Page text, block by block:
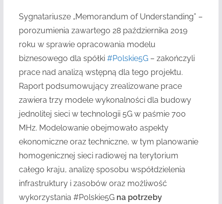
Sygnatariusze „Memorandum of Understanding” –
porozumienia zawartego 28 października 2019
roku w sprawie opracowania modelu
biznesowego dla spółki #Polskie5G– zakończyli
prace nad analizą wstępną dla tego projektu.
Raport podsumowujący zrealizowane prace
zawiera trzy modele wykonalności dla budowy
jednolitej sieci w technologii 5G w paśmie 700
MHz. Modelowanie obejmowało aspekty
ekonomiczne oraz techniczne, w tym planowanie
homogenicznej sieci radiowej na terytorium
całego kraju, analizę sposobu współdzielenia
infrastruktury i zasobów oraz możliwość
wykorzystania #Polskie5G na potrzeby